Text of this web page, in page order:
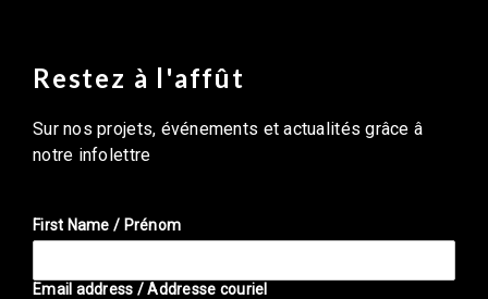
Restez à l'affût
Sur nos projets, événements et actualités grâce â
notre infolettre
First Name / Prénom
Email address / Addresse couriel